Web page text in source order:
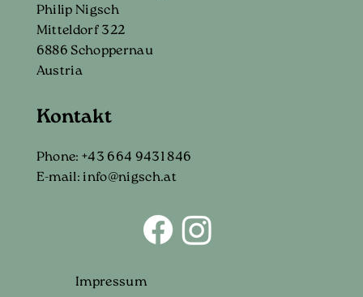
Philip Nigsch
Mitteldorf 322
6886 Schoppernau
Austria
Kontakt
Phone:+43 664 9431 846
E-mail: info@nigsch.at
Impressum